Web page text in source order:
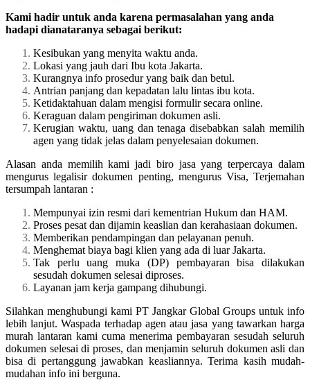
Kami hadir untuk anda karena permasalahan yang anda
hadapi dianataranya sebagai berikut:
Kesibukan yang menyita waktu anda.
Lokasi yang jauh dari Ibu kota Jakarta.
Kurangnya info prosedur yang baik dan betul.
Antrian panjang dan kepadatan lalu lintas ibu kota.
Ketidaktahuan dalam mengisi formulir secara online.
Keraguan dalam pengiriman dokumen asli.
Kerugian waktu, uang dan tenaga disebabkan salah memilih
agen yang tidak jelas dalam penyelesaian dokumen.
Alasan anda memilih kami jadi biro jasa yang terpercaya dalam
mengurus legalisir dokumen penting, mengurus Visa, Terjemahan
tersumpah lantaran :
Mempunyai izin resmi dari kementrian Hukum dan HAM.
Proses pesat dan dijamin keaslian dan kerahasiaan dokumen.
Memberikan pendampingan dan pelayanan penuh.
Menghemat biaya bagi klien yang ada di luar Jakarta.
Tak perlu uang muka (DP) pembayaran bisa dilakukan
sesudah dokumen selesai diproses.
Layanan jam kerja gampang dihubungi.
Silahkan menghubungi kami PT Jangkar Global Groups untuk info
lebih lanjut. Waspada terhadap agen atau jasa yang tawarkan harga
murah lantaran kami cuma menerima pembayaran sesudah seluruh
dokumen selesai di proses, dan menjamin seluruh dokumen asli dan
bisa di pertanggung jawabkan keasliannya. Terima kasih mudah-
mudahan info ini berguna.